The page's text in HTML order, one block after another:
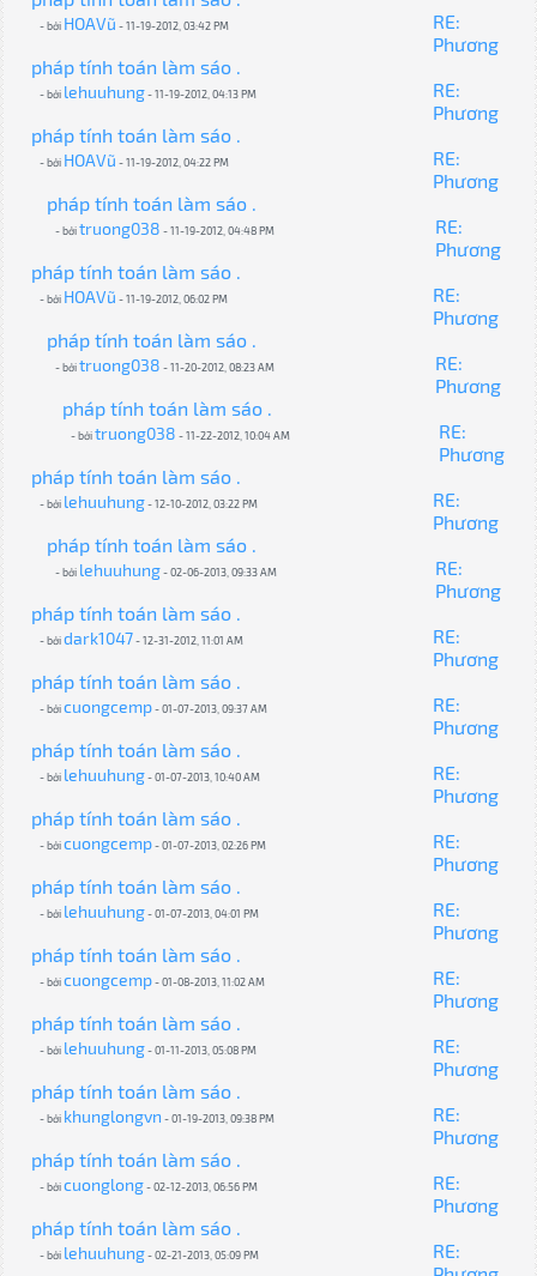
- bởi HOAVũ - 11-19-2012, 03:42 PM
RE:
Phương
pháp tính toán làm sáo .
- bởi lehuuhung- 11-19-2012, 04:13 PM
RE:
Phương
pháp tính toán làm sáo .
- bởi HOAVũ - 11-19-2012, 04:22 PM
RE:
Phương
pháp tính toán làm sáo .
- bởitruong038 - 11-19-2012, 04:48 PM
RE:
Phương
pháp tính toán làm sáo .
- bởi HOAVũ - 11-19-2012, 06:02 PM
RE:
Phương
pháp tính toán làm sáo .
- bởitruong038 - 11-20-2012, 08:23 AM
RE:
Phương
pháp tính toán làm sáo .
- bởitruong038 - 11-22-2012, 10:04 AM
RE:
Phương
pháp tính toán làm sáo .
- bởi lehuuhung- 12-10-2012, 03:22 PM
RE:
Phương
pháp tính toán làm sáo .
- bởi lehuuhung- 02-06-2013, 09:33 AM
RE:
Phương
pháp tính toán làm sáo .
- bởidark1047 - 12-31-2012, 11:01 AM
RE:
Phương
pháp tính toán làm sáo .
- bởicuongcemp- 01-07-2013, 09:37 AM
RE:
Phương
pháp tính toán làm sáo .
- bởi lehuuhung- 01-07-2013, 10:40 AM
RE:
Phương
pháp tính toán làm sáo .
- bởicuongcemp- 01-07-2013, 02:26 PM
RE:
Phương
pháp tính toán làm sáo .
- bởi lehuuhung- 01-07-2013, 04:01 PM
RE:
Phương
pháp tính toán làm sáo .
- bởicuongcemp- 01-08-2013, 11:02 AM
RE:
Phương
pháp tính toán làm sáo .
- bởi lehuuhung- 01-11-2013, 05:08 PM
RE:
Phương
pháp tính toán làm sáo .
- bởi khunglongvn - 01-19-2013, 09:38 PM
RE:
Phương
pháp tính toán làm sáo .
- bởicuonglong- 02-12-2013, 06:56 PM
RE:
Phương
pháp tính toán làm sáo .
- bởi lehuuhung- 02-21-2013, 05:09 PM
RE: